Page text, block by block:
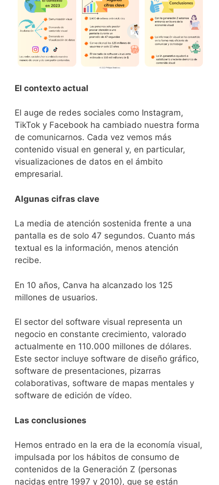
El contexto actual
El auge de redes sociales como Instagram,
TikTok y Facebook ha cambiado nuestra forma
de comunicarnos. Cada vez vemos más
contenido visual en general y, en particular,
visualizaciones de datos en el ámbito
empresarial.
Algunas cifras clave
La media de atención sostenida frente a una
pantalla es de solo 47 segundos. Cuanto más
textual es la información, menos atención
recibe.
En 10 años, Canva ha alcanzado los 125
millones de usuarios.
El sector del software visual representa un
negocio en constante crecimiento, valorado
actualmente en 110.000 millones de dólares.
Este sector incluye software de diseño gráfico,
software de presentaciones, pizarras
colaborativas, software de mapas mentales y
software de edición de vídeo.
Las conclusiones
Hemos entrado en la era de la economía visual,
impulsada por los hábitos de consumo de
contenidos de la Generación Z (personas
nacidas entre 1997 y 2010), que se están